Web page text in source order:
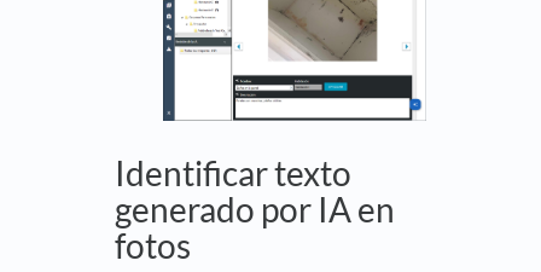
Identificar texto
generado por IA en
fotos